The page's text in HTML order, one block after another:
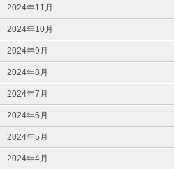
2024年11月
2024年10月
2024年9月
2024年8月
2024年7月
2024年6月
2024年5月
2024年4月